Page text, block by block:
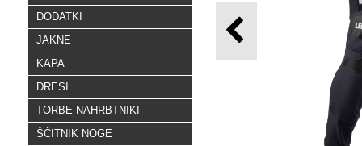
DODATKI
JAKNE
KAPA
DRESI
TORBE NAHRBTNIKI
ŠČITNIK NOGE